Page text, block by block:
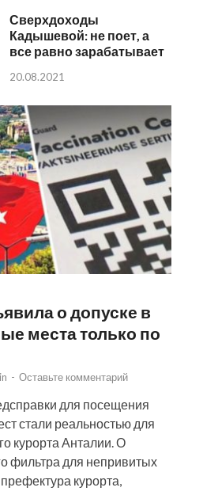
Сверхдоходы
Кадышевой: не поет, а
все равно зарабатывает
20.08.2021
о допуске в
места только по
- Оставьте комментарий
для посещения
стали реальностью для
курорта Анталии. О
фильтра для непривитых
курорта,